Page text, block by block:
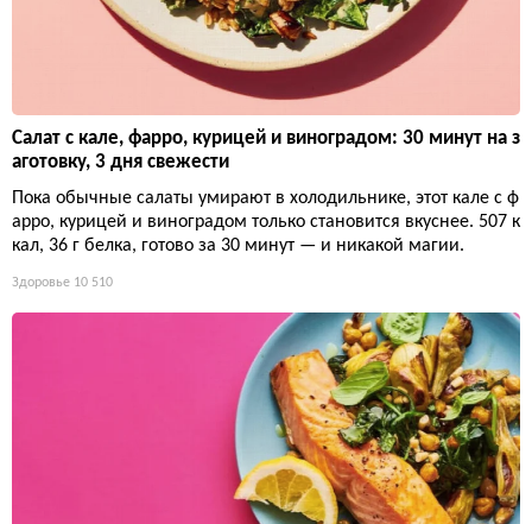
Салат с кале, фарро, курицей и виноградом: 30 минут на з
аготовку, 3 дня свежести
Пока обычные салаты умирают в холодильнике, этот кале с ф
арро, курицей и виноградом только становится вкуснее. 507 к
кал, 36 г белка, готово за 30 минут — и никакой магии.
Здоровье 10 510